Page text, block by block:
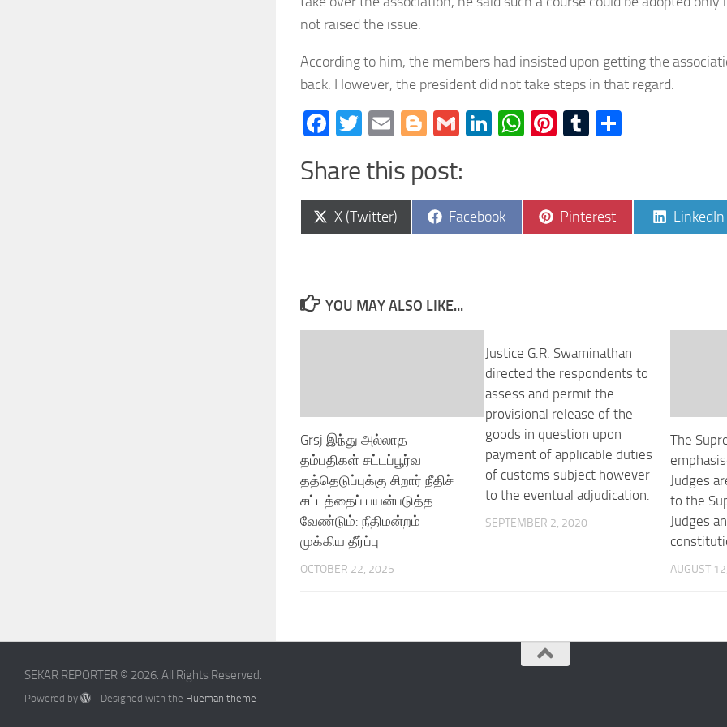
not raised the issue.
According to him, the members had insisted upon getting the
back. However, the president did not take steps in that regard.
Facebook
Twitter
EmailBlogger
GmailLinkedIn
WhatsApp
Pinterest
Tumblr
Share this post:
Share
on
X (Twitter)
Share
on
Facebook
Share
on
Pinterest
Share
on
LinkedIn
YOU MAY ALSO LIKE...
Grsj இந்து அல்லாத
தம்பதிகள் சட்டப்பூர்வ
தத்தெடுப்புக்கு சிறார் நீதிச்
சட்டத்தைப் பயன்படுத்த
வேண்டும்: நீதிமன்றம்
முக்கிய தீர்ப்பு
OCTOBER 22, 2025
Justice G.R. Swaminathan
directed the respondents to
assess and permit the
provisional release of the
goods in question upon
payment of applicable duties
of customs subject however
to the eventual adjudication.
SEPTEMBER 2, 2020
The
Judges
to the
Judges
AUGUST
SEKAR REPORTER © 2026. All Rights Reserved.
Powered by - Designed with the Hueman theme